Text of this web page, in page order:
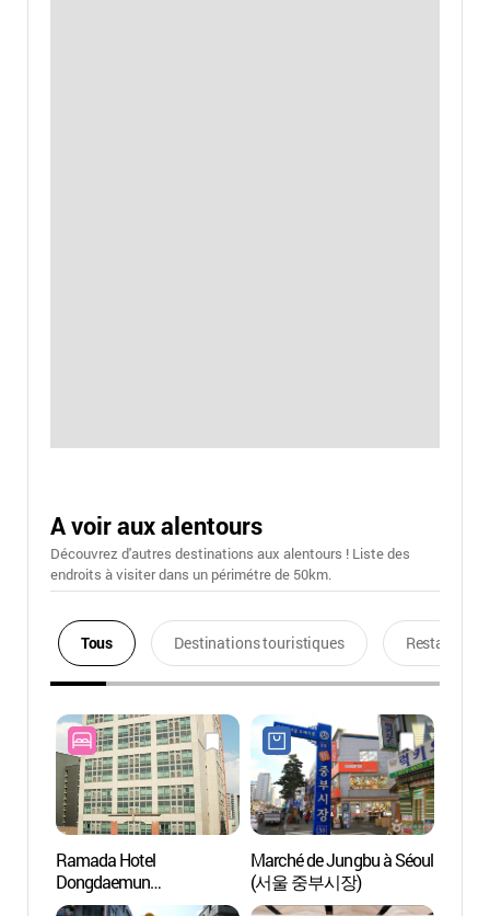
A voir aux alentours
Découvrez d'autres destinations aux alentours ! Liste des
endroits à visiter dans un périmétre de 50km.
Tous Destinations touristiques Restaurants
Ramada Hotel
Dongdaemun
(라마다호텔 동대문)
Marché de Jungbu à Séoul
(서울 중부시장)